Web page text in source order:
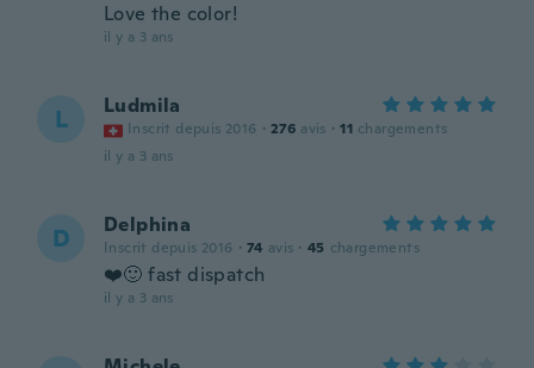
Love the color!
il y a 3 ans
L Ludmila
Inscrit depuis 2016 · 276 avis · 11 chargements
il y a 3 ans
D Delphina
Inscrit depuis 2016 · 74 avis · 45 chargements
❤️🙂 fast dispatch
il y a 3 ans